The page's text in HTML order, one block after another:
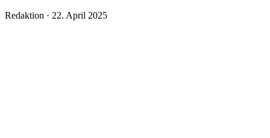
Redaktion · Veröffentlicht
22. April 2025